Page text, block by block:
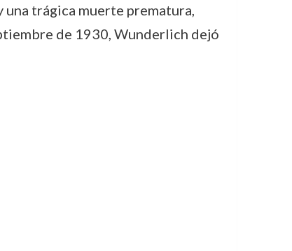
trágica muerte prematura,
de 1930, Wunderlich dejó